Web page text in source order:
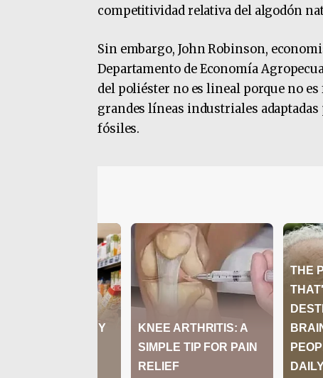
competitividad relativa del algodón
Sin embargo, John Robinson,
Departamento de Economía
del poliéster no es lineal porque no
grandes líneas industriales
fósiles.